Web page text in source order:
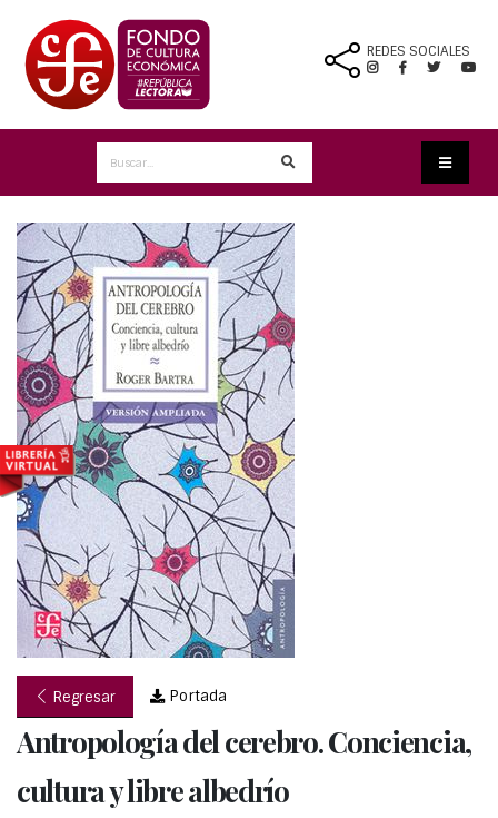
REDES SOCIALES
Regresar Portada
Antropología del cerebro. Conciencia,
cultura y libre albedrío